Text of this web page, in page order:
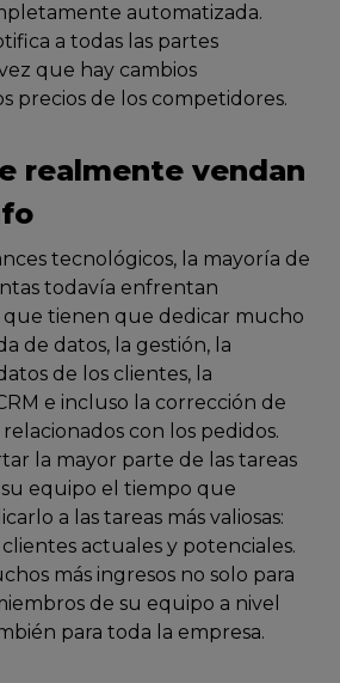
automatizada.
a todas las partes
que hay cambios
precios de los competidores.
realmente vendan
tecnológicos, la mayoría de
todavía enfrentan
que tienen que dedicar mucho
de datos, la gestión, la
de los clientes, la
e incluso la corrección de
con los pedidos.
la mayor parte de las tareas
su equipo el tiempo que
a las tareas más valiosas:
actuales y potenciales.
más ingresos no solo para
de su equipo a nivel
para toda la empresa.